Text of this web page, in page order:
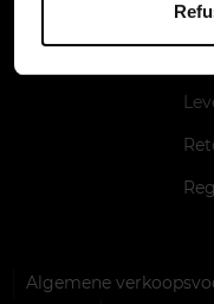
Algemene